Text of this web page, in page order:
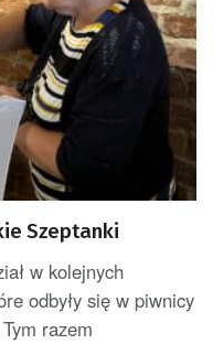
Szeptanki
w kolejnych
odbyły się w piwnicy
razem